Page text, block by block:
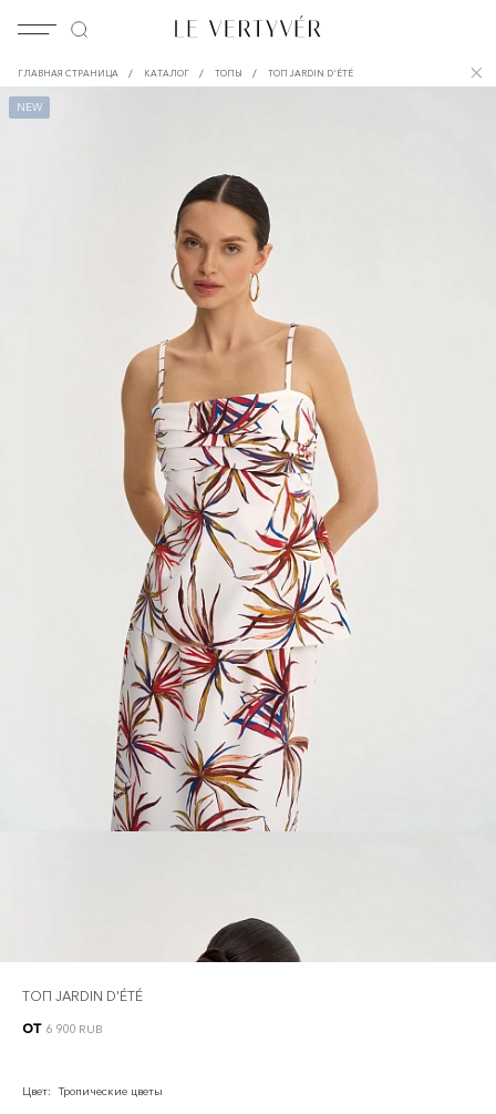
ГЛАВНАЯ СТРАНИЦА / КАТАЛОГ / ТОПЫ / ТОП JARDIN D'ÉTÉ
NEW
ТОП JARDIN D'ÉTÉ
от 6 900 RUB
Цвет: Тропические цветы